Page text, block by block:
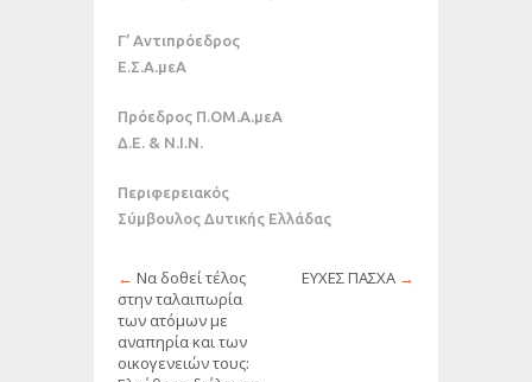
Γ’ Αντιπρόεδρος
Ε.Σ.Α.μεΑ
Πρόεδρος Π.ΟΜ.Α.μεΑ
Δ.Ε. & Ν.Ι.Ν.
Περιφερειακός
Σύμβουλος Δυτικής Ελλάδας
← Να δοθεί τέλος
στην ταλαιπωρία
των ατόμων με
αναπηρία και των
οικογενειών τους:
ΕΥΧΕΣ ΠΑΣΧΑ →